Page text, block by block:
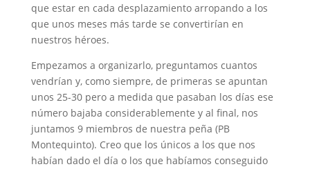
que estar en cada desplazamiento arropando a los
que unos meses más tarde se convertirían en
nuestros héroes.
Empezamos a organizarlo, preguntamos cuantos
vendrían y, como siempre, de primeras se apuntan
unos 25-30 pero a medida que pasaban los días ese
número bajaba considerablemente y al final, nos
juntamos 9 miembros de nuestra peña (PB
Montequinto). Creo que los únicos a los que nos
habían dado el día o los que habíamos conseguido